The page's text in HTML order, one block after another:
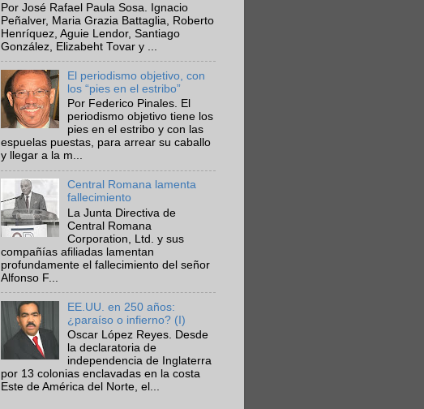
Por José Rafael Paula Sosa. Ignacio
Peñalver, Maria Grazia Battaglia, Roberto
Henríquez, Aguie Lendor, Santiago
González, Elizabeht Tovar y ...
El periodismo objetivo, con
los “pies en el estribo”
Por Federico Pinales. El
periodismo objetivo tiene los
pies en el estribo y con las
espuelas puestas, para arrear su caballo
y llegar a la m...
Central Romana lamenta
fallecimiento
La Junta Directiva de
Central Romana
Corporation, Ltd. y sus
compañías afiliadas lamentan
profundamente el fallecimiento del señor
Alfonso F...
EE.UU. en 250 años:
¿paraíso o infierno? (I)
Oscar López Reyes. Desde
la declaratoria de
independencia de Inglaterra
por 13 colonias enclavadas en la costa
Este de América del Norte, el...